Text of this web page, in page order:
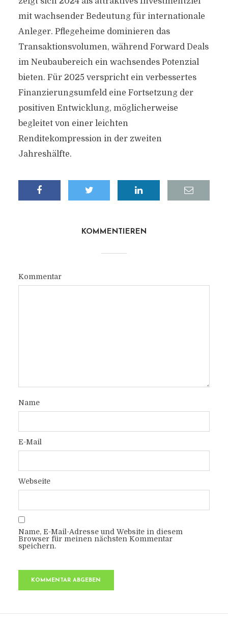
mit wachsender Bedeutung für internationale
Anleger. Pflegeheime dominieren das
Transaktionsvolumen, während Forward Deals
im Neubaubereich ein wachsendes Potenzial
bieten. Für 2025 verspricht ein verbessertes
Finanzierungsumfeld eine Fortsetzung der
positiven Entwicklung, möglicherweise
begleitet von einer leichten
Renditekompression in der zweiten
Jahreshälfte.
KOMMENTIEREN
Kommentar
Name
E-Mail
Webseite
Name, E-Mail-Adresse und Website in diesem
Browser für meinen nächsten Kommentar
speichern.